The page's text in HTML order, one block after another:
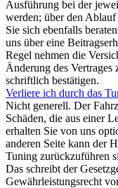
Ausführung bei der
werden; über den
Sie sich ebenfalls
uns über eine
Regel nehmen die
Änderung des Vertrages
schriftlich bestätigen.
Verliere ich durch das
Nicht generell. Der
Schäden, die aus einer
erhalten Sie von uns
anderen Seite kann der
Tuning zurückzuführen
Das schreibt der
Gewährleistungsrecht